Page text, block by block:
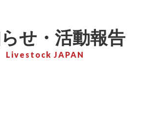
せ・活動報告
Livestock JAPAN